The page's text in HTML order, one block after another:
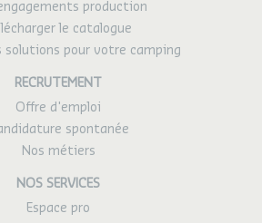
production
le catalogue
solutions pour votre camping
RECRUTEMENT
Offre d'emploi
spontanée
Nos métiers
NOS SERVICES
Espace pro